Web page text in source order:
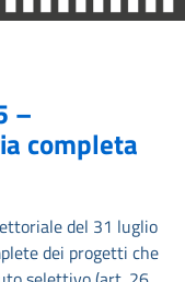
–
completa
del 31 luglio
dei progetti che